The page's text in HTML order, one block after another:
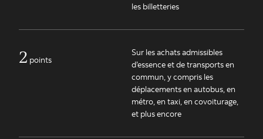
les billetteries
2 points
Sur les achats admissibles
d’essence et de transports en
commun, y compris les
déplacements en autobus, en
métro, en taxi, en covoiturage,
et plus encore